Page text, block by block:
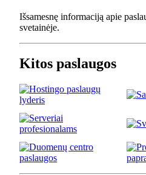
Išsamesnę informaciją apie
svetainėje.
Kitos paslaugos